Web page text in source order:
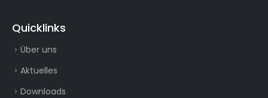
Quicklinks
Über uns
Aktuelles
Downloads